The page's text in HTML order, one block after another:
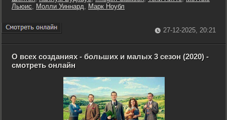
Льюис, Молли Уиннард, Марк Ноубл
27-12-2025, 20:21
О всех созданиях - больших и малых 3 сезон (2020) -
смотреть онлайн